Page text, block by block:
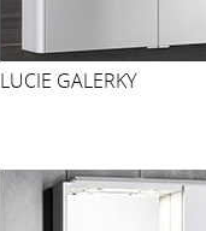
LUCIE GALERKY